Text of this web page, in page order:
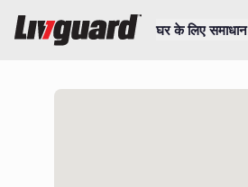
घर के लिए समाधान